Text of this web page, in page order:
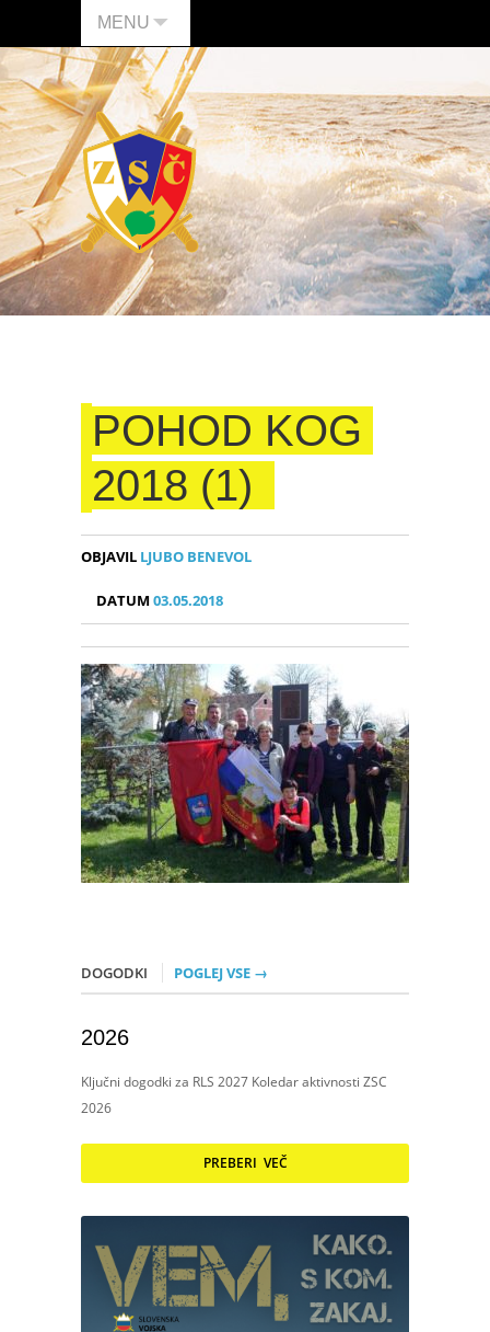
MENU
POHOD KOG
2018 (1)
OBJAVIL LJUBO BENEVOL
DATUM03.05.2018
DOGODKI POGLEJ VSE →
2026
Ključni dogodki za RLS 2027 Koledar aktivnosti ZSC
2026
PREBERI VEČ